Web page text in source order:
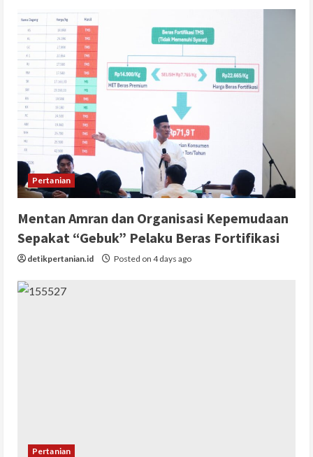
Pertanian
Mentan Amran dan Organisasi Kepemudaan
Sepakat “Gebuk” Pelaku Beras Fortifikasi
detikpertanian.id Posted on 4 days ago
Pertanian